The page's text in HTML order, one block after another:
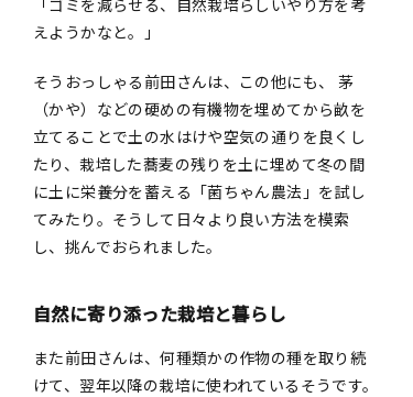
えようかなと。」
そうおっしゃる前田さんは、この他にも、 茅
（かや）などの硬めの有機物を埋めてから畝を
立てることで土の水はけや空気の通りを良くし
たり、栽培した蕎麦の残りを土に埋めて冬の間
に土に栄養分を蓄える「菌ちゃん農法」を試し
てみたり。そうして日々より良い方法を模索
し、挑んでおられました。
自然に寄り添った栽培と暮らし
また前田さんは、何種類かの作物の種を取り続
けて、翌年以降の栽培に使われているそうです。